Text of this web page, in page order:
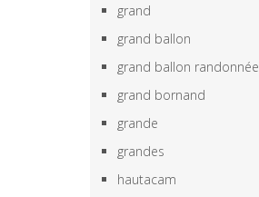
grand
grand ballon
grand ballon randonnée
grand bornand
grande
grandes
hautacam